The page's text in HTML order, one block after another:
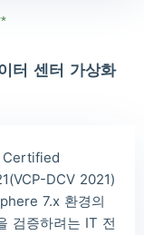
터 센터 가상화
Certified
DCV 2021)
7.x 환경의
검증하려는 IT 전